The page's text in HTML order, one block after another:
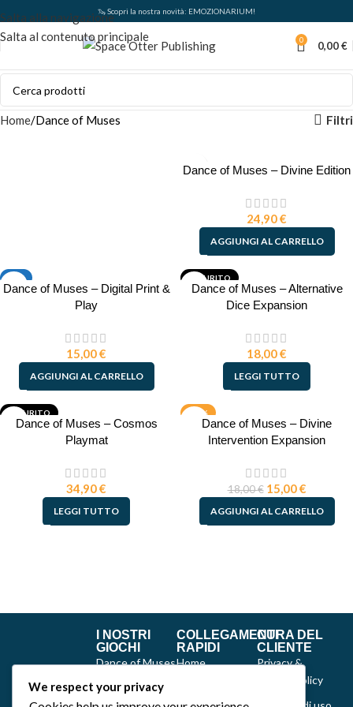
Salta alla navigazione
Salta al contenuto principale
🦦 Scopri la nostra novità: EMOZIONARIUM!
0 0,00€
Home Dance of Muses Filtri
Dance of Muses – Divine Edition
24,90€
AGGIUNGI AL CARRELLO
PDF
Dance of Muses – Digital Print &
Play
15,00€
AGGIUNGI AL CARRELLO
ESAURITO
Dance of Muses – Alternative
Dice Expansion
18,00€
LEGGI TUTTO
ESAURITO
Dance of Muses – Cosmos
Playmat
34,90€
LEGGI TUTTO
-17%
Dance of Muses – Divine
Intervention Expansion
18,00€ 15,00€
AGGIUNGI AL CARRELLO
I NOSTRI
GIOCHI
Dance of Muses
Emozionarium
COLLEGAMENTI
RAPIDI
Home
CURA DEL
CLIENTE
Privacy &
Cookie Policy
We respect your privacy